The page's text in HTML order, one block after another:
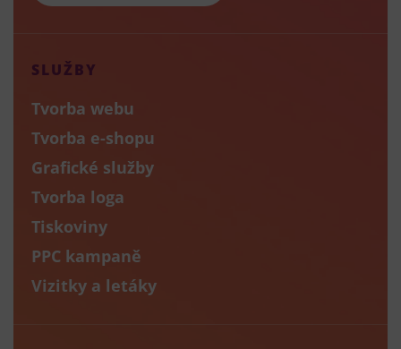
SLUŽBY
Tvorba webu
Tvorba e-shopu
Grafické služby
Tvorba loga
Tiskoviny
PPC kampaně
Vizitky a letáky